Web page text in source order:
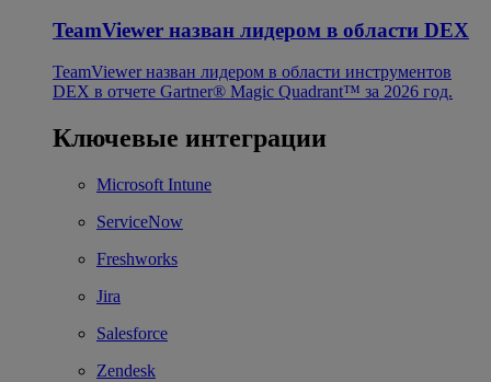
TeamViewer назван лидером в области DEX
TeamViewer назван лидером в области инструментов
DEX в отчете Gartner® Magic Quadrant™ за 2026 год.
Ключевые интеграции
Microsoft Intune
ServiceNow
Freshworks
Jira
Salesforce
Zendesk